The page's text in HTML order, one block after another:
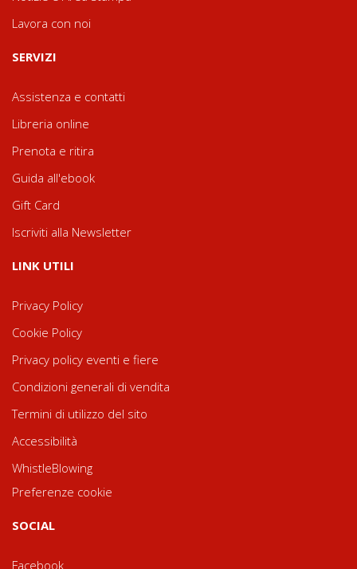
Lavora con noi
SERVIZI
Assistenza e contatti
Libreria online
Prenota e ritira
Guida all'ebook
Gift Card
Iscriviti alla Newsletter
LINK UTILI
Privacy Policy
Cookie Policy
Privacy policy eventi e fiere
Condizioni generali di vendita
Termini di utilizzo del sito
Accessibilità
WhistleBlowing
Preferenze cookie
SOCIAL
Facebook